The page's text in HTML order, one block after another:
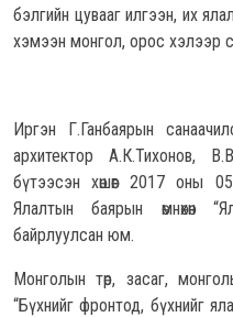
бэлгийн цувааг илгээн, их
хэмээн монгол, орос хэлээр
Иргэн Г.Ганбаярын
архитектор А.К.Тихонов,
бүтээсэн хөшөөг 2017 оны
Ялалтын баярын өмнөхөн
байрлуулсан юм.
Монголын төр, засаг,
“Бүхнийг фронтод, бүхнийг